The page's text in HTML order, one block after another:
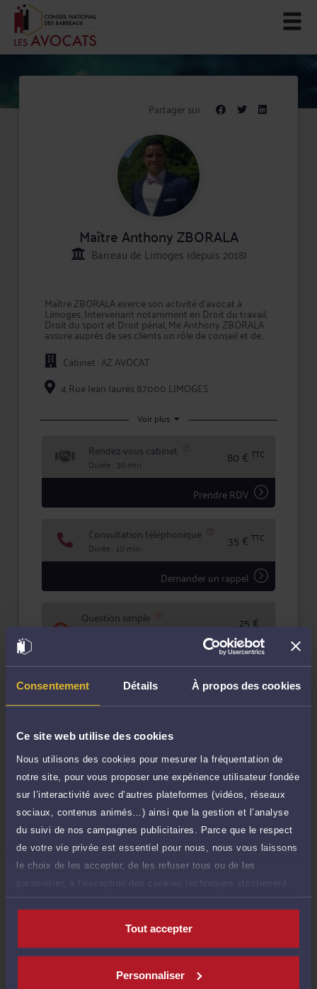
Consentement Détails À propos des cookies
Ce site web utilise des cookies
Nous utilisons des cookies pour mesurer la fréquentation de
notre site, pour vous proposer une expérience utilisateur fondée
sur l’interactivité avec d’autres plateformes (vidéos, réseaux
sociaux, contenus animés…) ainsi que la gestion et l’analyse
du suivi de nos campagnes publicitaires. Parce que le respect
de votre vie privée est essentiel pour nous, nous vous laissons
le choix de les accepter, de les refuser tous ou de les
paramétrer, à l’exception des cookies techniques strictement
nécessaires au fonctionnement du site.
Tout accepter
Personnaliser
Partager sur :
Maître Anthony ZBORALA
Barreau de Limoges (depuis 2018)
Maître ZBORALA exerce son activité d'avocat à
Limoges. Intervenant notamment en Droit du travail,
Droit du sport et Droit pénal, Me Anthony ZBORALA
assure auprès de ses clients un rôle de conseil et de
représentation en justice.
Maître ZBORALA intervient à la fois comme conseil en
amont des conflits, et comme avocat chargé
d'assurer la défense de vos intérêts devant les
tribunaux, que ce soit en défense, ou pour engager
particulière à l'écoute et au dialogue, et vous aide à
faire valoir vos droits en toute confidentialité et
sécurité juridique.
Cabinet : AZ AVOCAT
4 Rue Jean Jaurès 87000 LIMOGES
Voir plus
Rendez-vous cabinet
Durée : 30 min 80 € TTC
Prendre RDV
Consultation téléphonique
Durée : 10 min 35 € TTC
Demander un rappel
Question simple
Réponse concise à votre question (moins 25 €
TTC
d'ajout d'une pièce jointe
Consulter par écrit
Payer des honoraires ou une facture
Vous souhaitez payer une facture ou des
honoraires à l’avocat par Carte Bancaire.
Payer
Compétences